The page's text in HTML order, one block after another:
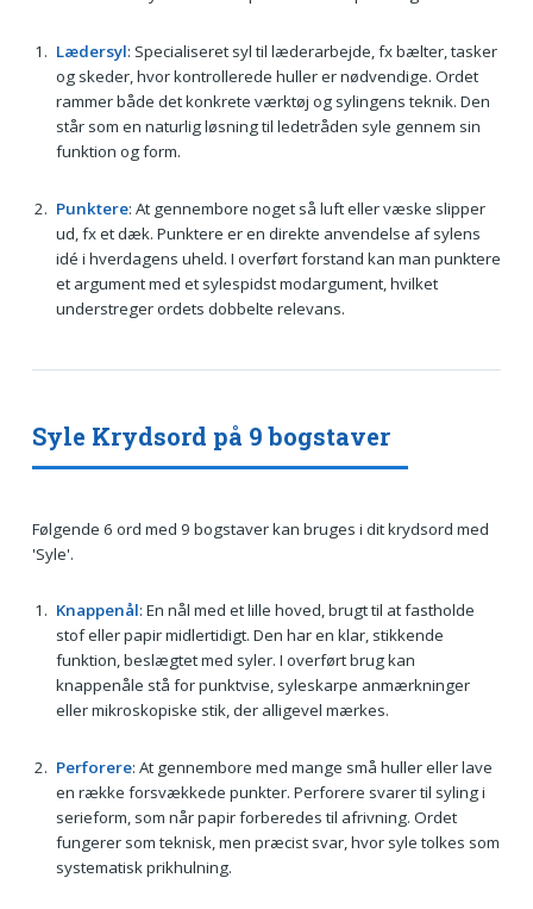
Lædersyl: Specialiseret syl til læderarbejde, fx bælter, tasker
og skeder, hvor kontrollerede huller er nødvendige. Ordet
rammer både det konkrete værktøj og sylingens teknik. Den
står som en naturlig løsning til ledetråden syle gennem sin
funktion og form.
Punktere: At gennembore noget så luft eller væske slipper
ud, fx et dæk. Punktere er en direkte anvendelse af sylens
idé i hverdagens uheld. I overført forstand kan man punktere
et argument med et sylespidst modargument, hvilket
understreger ordets dobbelte relevans.
Syle Krydsord på 9 bogstaver
Følgende 6 ord med 9 bogstaver kan bruges i dit krydsord med
'Syle'.
Knappenål: En nål med et lille hoved, brugt til at fastholde
stof eller papir midlertidigt. Den har en klar, stikkende
funktion, beslægtet med syler. I overført brug kan
knappenåle stå for punktvise, syleskarpe anmærkninger
eller mikroskopiske stik, der alligevel mærkes.
Perforere: At gennembore med mange små huller eller lave
en række forsvækkede punkter. Perforere svarer til syling i
serieform, som når papir forberedes til afrivning. Ordet
fungerer som teknisk, men præcist svar, hvor syle tolkes som
systematisk prikhulning.